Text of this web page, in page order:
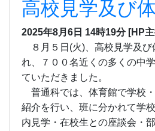
高校見学及び
2025年8月6日 14時19分 [HP
８月５ 日(火)、高校見学及
れ、７ ００名近くの多くの中
ていただきました。
普通科では、体育館で学校
紹介を行い、班に分かれて学
内見学・在校生との座談会・